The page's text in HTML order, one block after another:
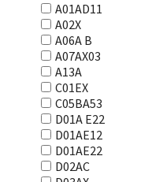
A01AD11
A02X
A06A В
A07AX03
A13A
C01EX
C05BA53
D01A E22
D01AE12
D01AE22
D02AC